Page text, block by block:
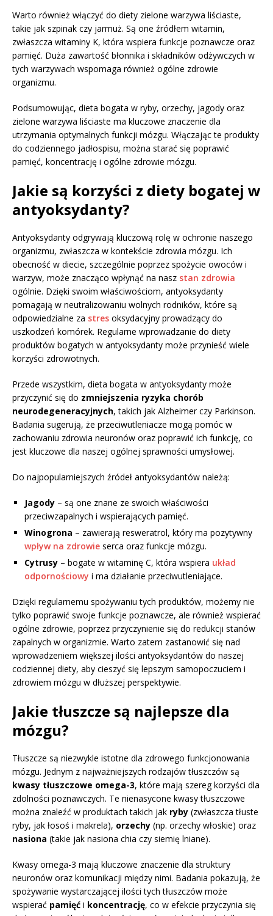
Warto również włączyć do diety zielone warzywa liściaste,
takie jak szpinak czy jarmuż. Są one źródłem witamin,
zwłaszcza witaminy K, która wspiera funkcje poznawcze oraz
pamięć. Duża zawartość błonnika i składników odżywczych w
tych warzywach wspomaga również ogólne zdrowie
organizmu.
Podsumowując, dieta bogata w ryby, orzechy, jagody oraz
zielone warzywa liściaste ma kluczowe znaczenie dla
utrzymania optymalnych funkcji mózgu. Włączając te produkty
do codziennego jadłospisu, można starać się poprawić
pamięć, koncentrację i ogólne zdrowie mózgu.
Jakie są korzyści z diety bogatej w
antyoksydanty?
Antyoksydanty odgrywają kluczową rolę w ochronie naszego
organizmu, zwłaszcza w kontekście zdrowia mózgu. Ich
obecność w diecie, szczególnie poprzez spożycie owoców i
warzyw, może znacząco wpłynąć na nasz stan zdrowia
ogólnie. Dzięki swoim właściwościom, antyoksydanty
pomagają w neutralizowaniu wolnych rodników, które są
odpowiedzialne za stres oksydacyjny prowadzący do
uszkodzeń komórek. Regularne wprowadzanie do diety
produktów bogatych w antyoksydanty może przynieść wiele
korzyści zdrowotnych.
Przede wszystkim, dieta bogata w antyoksydanty może
przyczynić się do zmniejszenia ryzyka chorób
neurodegeneracyjnych, takich jak Alzheimer czy Parkinson.
Badania sugerują, że przeciwutleniacze mogą pomóc w
zachowaniu zdrowia neuronów oraz poprawić ich funkcję, co
jest kluczowe dla naszej ogólnej sprawności umysłowej.
Do najpopularniejszych źródeł antyoksydantów należą:
Jagody – są one znane ze swoich właściwości
przeciwzapalnych i wspierających pamięć.
Winogrona – zawierają resweratrol, który ma pozytywny
wpływ na zdrowie serca oraz funkcje mózgu.
Cytrusy – bogate w witaminę C, która wspiera układ
odpornościowy i ma działanie przeciwutleniające.
Dzięki regularnemu spożywaniu tych produktów, możemy nie
tylko poprawić swoje funkcje poznawcze, ale również wspierać
ogólne zdrowie, poprzez przyczynienie się do redukcji stanów
zapalnych w organizmie. Warto zatem zastanowić się nad
wprowadzeniem większej ilości antyoksydantów do naszej
codziennej diety, aby cieszyć się lepszym samopoczuciem i
zdrowiem mózgu w dłuższej perspektywie.
Jakie tłuszcze są najlepsze dla
mózgu?
Tłuszcze są niezwykle istotne dla zdrowego funkcjonowania
mózgu. Jednym z najważniejszych rodzajów tłuszczów są
kwasy tłuszczowe omega-3, które mają szereg korzyści dla
zdolności poznawczych. Te nienasycone kwasy tłuszczowe
można znaleźć w produktach takich jak ryby (zwłaszcza tłuste
ryby, jak łosoś i makrela), orzechy (np. orzechy włoskie) oraz
nasiona (takie jak nasiona chia czy siemię lniane).
Kwasy omega-3 mają kluczowe znaczenie dla struktury
neuronów oraz komunikacji między nimi. Badania pokazują, że
spożywanie wystarczającej ilości tych tłuszczów może
wspierać pamięć i koncentrację, co w efekcie przyczynia się